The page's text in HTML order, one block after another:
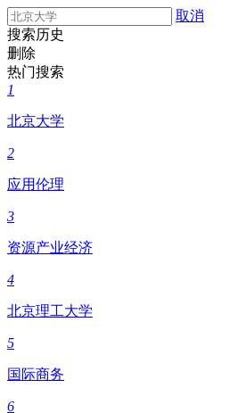
取消
搜索历史
删除
热门搜索
1
北京大学
2
应用伦理
3
资源产业经济
4
北京理工大学
5
国际商务
6